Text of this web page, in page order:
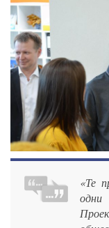
«Те